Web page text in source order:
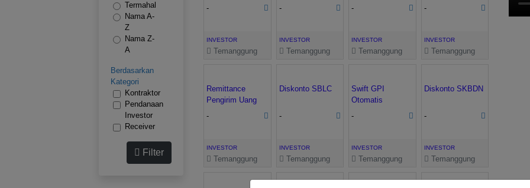
Termahal
Nama A-
Z
Nama Z-
A
Berdasarkan
Kategori
Kontraktor
Pendanaan
Investor
Receiver
Filter
-
INVESTOR
Temanggung
-
INVESTOR
Temanggung
-
INVESTOR
Temanggung
-
INVESTOR
Temanggung
Remittance
Pengirim Uang
-
INVESTOR
Temanggung
Diskonto SBLC
-
INVESTOR
Temanggung
Swift GPI
Otomatis
-
INVESTOR
Temanggung
Diskonto SKBDN
-
INVESTOR
Temanggung